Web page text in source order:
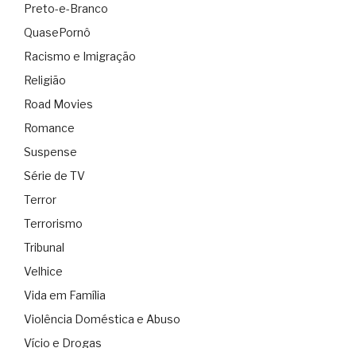
Preto-e-Branco
QuasePornô
Racismo e Imigração
Religião
Road Movies
Romance
Suspense
Série de TV
Terror
Terrorismo
Tribunal
Velhice
Vida em Família
Violência Doméstica e Abuso
Vício e Drogas